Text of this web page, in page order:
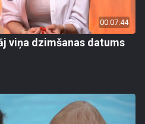
00:07:44
viņa dzimšanas datums